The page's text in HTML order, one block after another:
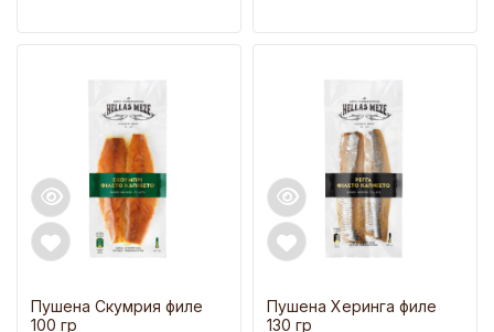
Пушена Скумрия филе
100 гр
Пушена Херинга филе
130 гр